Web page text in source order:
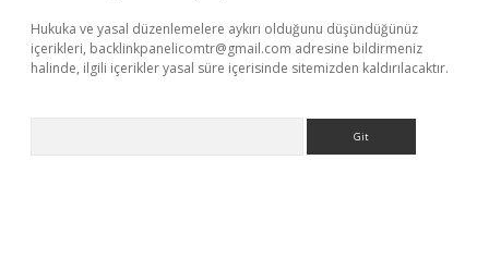
Hukuka ve yasal düzenlemelere aykırı olduğunu düşündüğünüz
içerikleri, backlinkpanelicomtr@gmail.com adresine bildirmeniz
halinde, ilgili içerikler yasal süre içerisinde sitemizden kaldırılacaktır.